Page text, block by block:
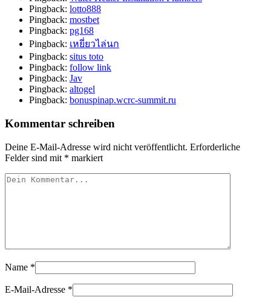
Pingback: lotto888
Pingback: mostbet
Pingback: pg168
Pingback: เหยี่ยวไล่นก
Pingback: situs toto
Pingback: follow link
Pingback: Jav
Pingback: altogel
Pingback: bonuspinap.wcrc-summit.ru
Kommentar schreiben
Deine E-Mail-Adresse wird nicht veröffentlicht. Erforderliche
Felder sind mit * markiert
Name *
E-Mail-Adresse *